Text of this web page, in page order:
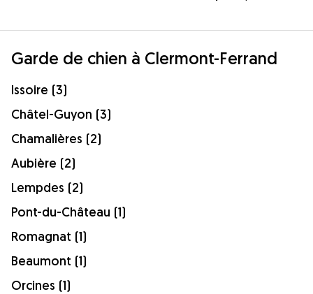
Garde de chien à Clermont-Ferrand
Issoire (3)
Châtel-Guyon (3)
Chamalières (2)
Aubière (2)
Lempdes (2)
Pont-du-Château (1)
Romagnat (1)
Beaumont (1)
Orcines (1)